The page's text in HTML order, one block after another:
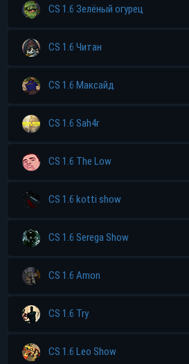
CS 1.6 Зелёный огурец
CS 1.6 Читан
CS 1.6 Максайд
CS 1.6 Sah4r
CS 1.6 The Low
CS 1.6 kotti show
CS 1.6 Serega Show
CS 1.6 Amon
CS 1.6 Try
CS 1.6 Leo Show